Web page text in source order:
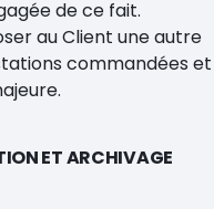
de ce fait.
au Client une autre
commandées et
ET ARCHIVAGE